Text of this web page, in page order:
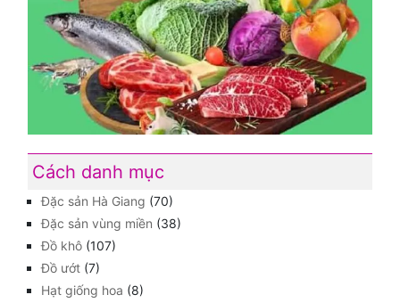
Cách danh mục
Đặc sản Hà Giang (70)
Đặc sản vùng miền (38)
Đồ khô (107)
Đồ ướt (7)
Hạt giống hoa (8)